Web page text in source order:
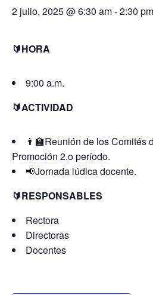
2 julio, 2025 @ 6:30 am-2:30 pm
🔰HORA
9:00 a.m.
🔰ACTIVIDAD
👨‍🏫Reunión de los Comités
Promoción 2.o período.
📢Jornada lúdica docente.
🔰RESPONSABLES
Rectora
Directoras
Docentes